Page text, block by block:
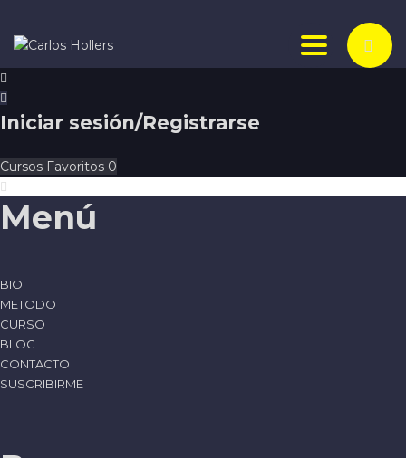
Toggle
Iniciar sesión/Registrarse
Cursos Favoritos 0
Menú
BIO
METODO
CURSO
BLOG
CONTACTO
SUSCRIBIRME